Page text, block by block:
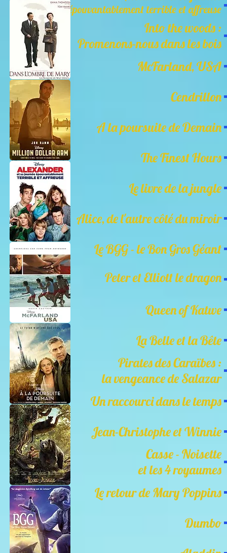
épouvantablement terrible et affreuse
Into the woods :
Promenons-nous dans les bois
McFarland, USA
Cendrillon
A la poursuite de Demain
The Finest Hours
Le livre de la jungle
Alice, de l'autre côté du miroir
Le BGG - le Bon Gros Géant
Peter et Elliott le dragon
Queen of Katwe
La Belle et la Bête
Pirates des Caraïbes :
la vengeance de Salazar
Un raccourci dans le temps
Jean-Christophe et Winnie
Casse - Noisette
et les 4 royaumes
Le retour de Mary Poppins
Dumbo